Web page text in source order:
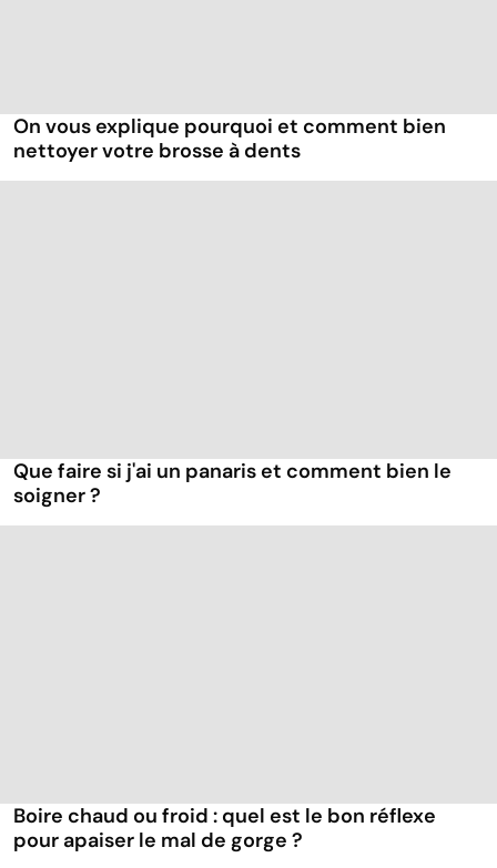
On vous explique pourquoi et comment bien
nettoyer votre brosse à dents
Que faire si j'ai un panaris et comment bien le
soigner ?
Boire chaud ou froid : quel est le bon réflexe
pour apaiser le mal de gorge ?